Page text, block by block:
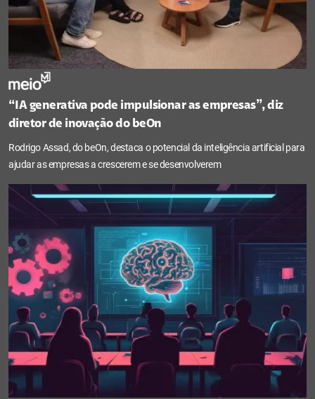
“IA generativa pode impulsionar as empresas”, diz
diretor de inovação do beOn
Rodrigo Assad, do beOn, destaca o potencial da inteligência artificial para
ajudar as empresas a crescerem e se desenvolverem